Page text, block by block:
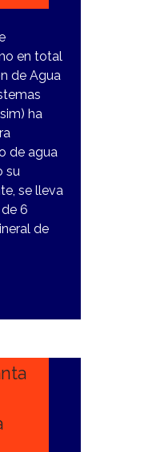
en total
de Agua
ha
de agua
su
se lleva
6
de